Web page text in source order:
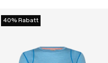
40% Rabatt